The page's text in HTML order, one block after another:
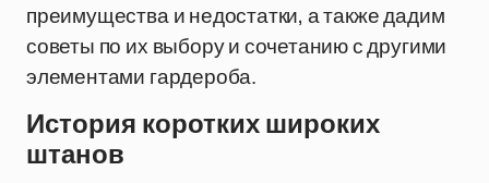
преимущества и недостатки, а также дадим
советы по их выбору и сочетанию с другими
элементами гардероба.
История коротких широких
штанов